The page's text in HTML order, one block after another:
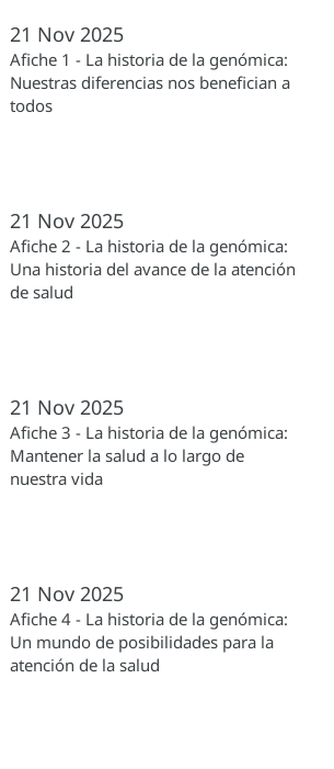
21 Nov 2025
Afiche 1 - La historia de la genómica:
Nuestras diferencias nos benefician a
todos
21 Nov 2025
Afiche 2 - La historia de la genómica:
Una historia del avance de la atención
de salud
21 Nov 2025
Afiche 3 - La historia de la genómica:
Mantener la salud a lo largo de
nuestra vida
21 Nov 2025
Afiche 4 - La historia de la genómica:
Un mundo de posibilidades para la
atención de la salud